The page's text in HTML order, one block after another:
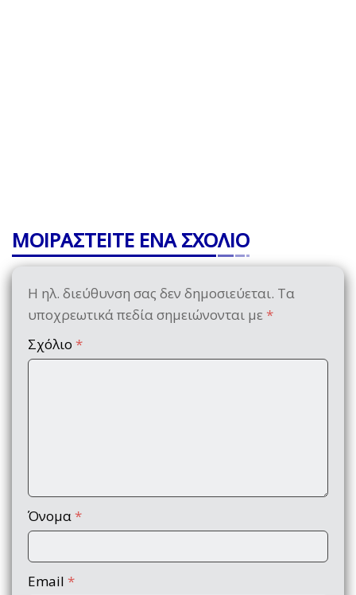
ΜΟΙΡΑΣΤΕΙΤΕ ΕΝΑ ΣΧΟΛΙΟ
Η ηλ. διεύθυνση σας δεν δημοσιεύεται. Τα
υποχρεωτικά πεδία σημειώνονται με *
Σχόλιο *
Όνομα *
Email *